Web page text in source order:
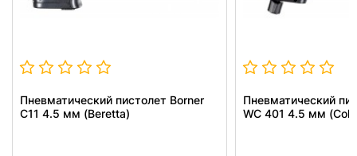
Пневматический пистолет Borner
C11 4.5 мм (Beretta)
Пневматический
WC 401 4.5 мм (Colt